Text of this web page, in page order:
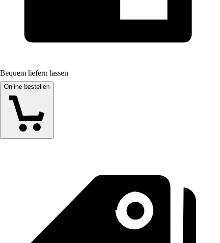
Bequem liefern lassen
Online bestellen